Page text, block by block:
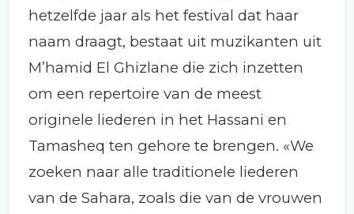
hetzelfde jaar als het festival dat haar
naam draagt, bestaat uit muzikanten uit
M’hamid El Ghizlane die zich inzetten
om een repertoire van de meest
originele liederen in het Hassani en
Tamasheq ten gehore te brengen. «We
zoeken naar alle traditionele liederen
van de Sahara, zoals die van de vrouwen